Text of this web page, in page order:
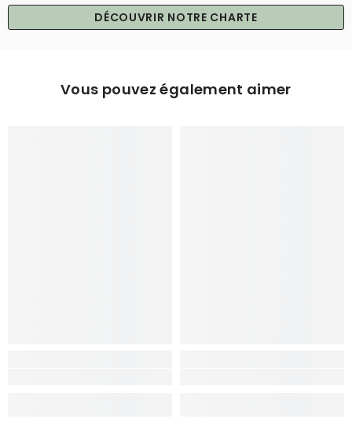
DÉCOUVRIR NOTRE CHARTE
Vous pouvez également aimer